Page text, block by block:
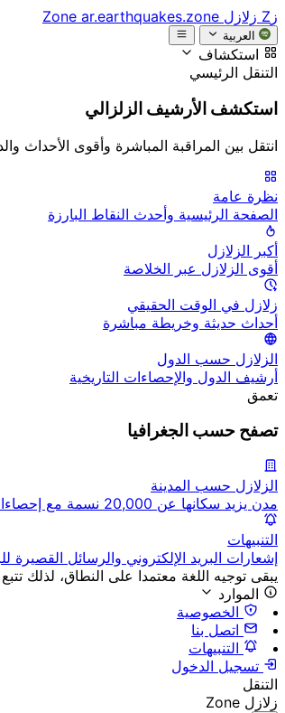
زZ زلازل Zone ar.earthquakes.zone
العربية
استكشاف
التنقل الرئيسي
استكشف الأرشيف الزلزالي
انتقل بين المراقبة المباشرة وأقوى الأحداث
نظرة عامة
الصفحة الرئيسية وأحدث النقاط البارزة
أكبر الزلازل
أقوى الزلازل عبر الخلاصة
زلازل في الوقت الحقيقي
أحداث حديثة وخريطة مباشرة
الزلازل حسب الدول
أرشيف الدول والإحصاءات التاريخية
تعمق
تصفح حسب الجغرافيا
الزلازل حسب المدينة
مدن يزيد سكانها عن 20,000 نسمة مع إحصاءات الزلازل القريبة.
التنبيهات
إشعارات البريد الإلكتروني والرسائل القصيرة
يبقى توجيه اللغة معتمدا على النطاق، لذلك
الموارد
الخصوصية
اتصل بنا
التنبيهات
تسجيل الدخول
التنقل
زلازل Zone